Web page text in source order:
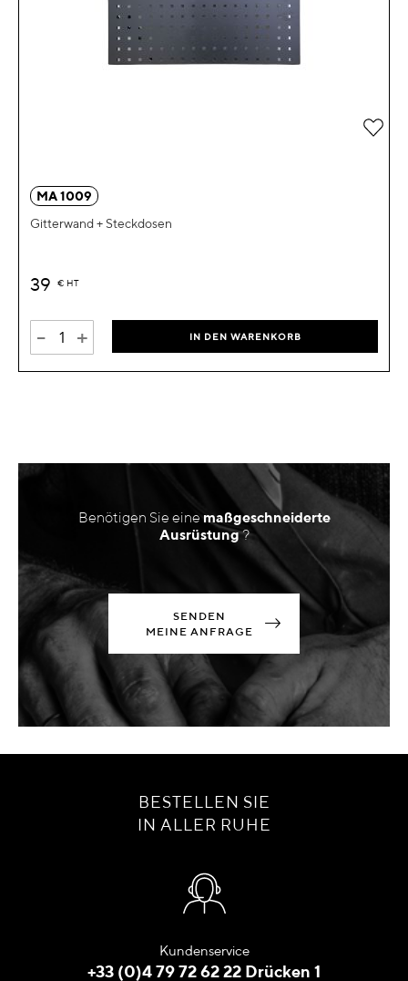
MA 1009
Gitterwand + Steckdosen
39 € HT
- + IN DEN WARENKORB
Zur
Benötigen Sie einemaßgeschneiderte
Ausrüstung?
SENDEN
MEINE ANFRAGE
BESTELLEN SIE
IN ALLER RUHE
Kundenservice
+33 (0)4 79 72 62 22 Drücken 1